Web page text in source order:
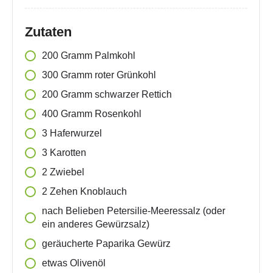
Zutaten
200 Gramm Palmkohl
300 Gramm roter Grünkohl
200 Gramm schwarzer Rettich
400 Gramm Rosenkohl
3 Haferwurzel
3 Karotten
2 Zwiebel
2 Zehen Knoblauch
nach Belieben Petersilie-Meeressalz (oder
ein anderes Gewürzsalz)
geräucherte Paparika Gewürz
etwas Olivenöl